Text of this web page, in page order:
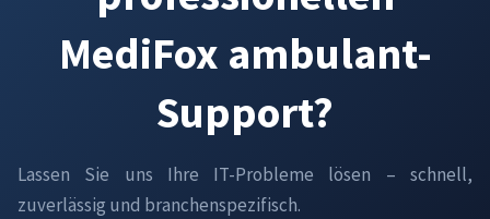
MediFox ambulant-
Support?
Lassen Sie uns Ihre IT-Probleme lösen – schnell,
zuverlässig und branchenspezifisch.